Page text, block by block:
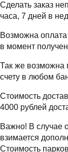
Сделать заказ
часа, 7 дней в
Возможна оплата
в момент
Так же возможна
счету в любом
Стоимость
4000 рублей
Важно! В случае
взимается
Стоимость